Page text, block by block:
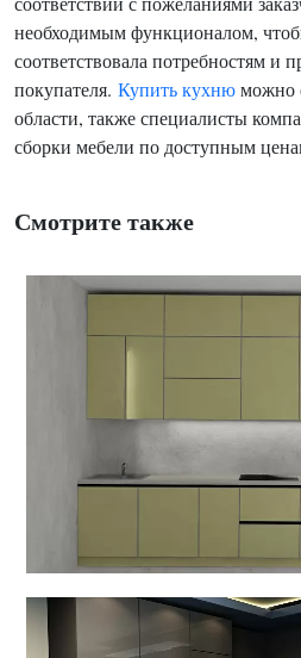
необходимым функционалом,
соответствовала потребностям и
покупателя. Купить кухнюможно
области, также специалисты
сборки мебели по доступным
Смотрите также